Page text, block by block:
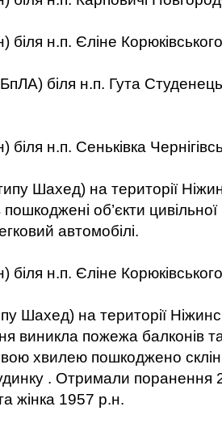
біля н.п. Єліне
біля н.п. Гута
н.п. Сеньківка
Шахед) на території
пошкоджені об’єкти
автомобілі.
біля н.п. Єліне
Шахед) на території
виникла пожежа балконів
хвилею пошкоджено
. Отримали поранення
жінка 1957 р.н.